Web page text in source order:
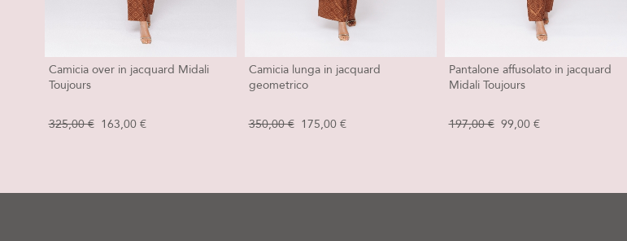
Camicia over in jacquard Midali
Toujours
163,00 €
325,00 €
Camicia lunga in jacquard
geometrico
175,00 €
350,00 €
Pantalone affusolato in jacquard
Midali Toujours
99,00 €
197,00 €